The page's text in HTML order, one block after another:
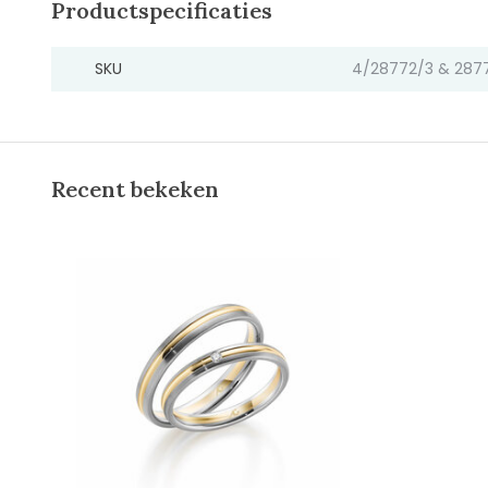
Productspecificaties
SKU 4/28772/3 &
Recent bekeken